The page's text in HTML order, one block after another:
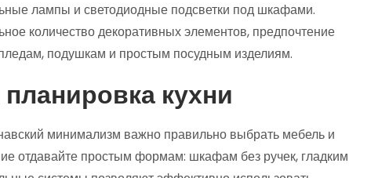
лампы и светодиодные подсветки под шкафами.
количество декоративных элементов, предпочтение
подушкам и простым посудным изделиям.
кухни
минимализм важно правильно выбрать мебель и
отдавайте простым формам: шкафам без ручек, гладким